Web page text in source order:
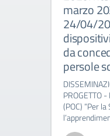
marzo
24/04/
da
persole
PROGETTO
(POC) “Per